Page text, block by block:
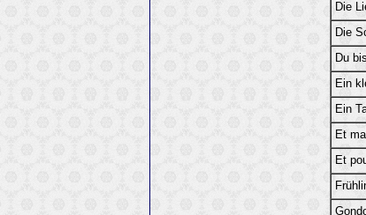
Die
Die
Du
Ein
Ein
Et
Et